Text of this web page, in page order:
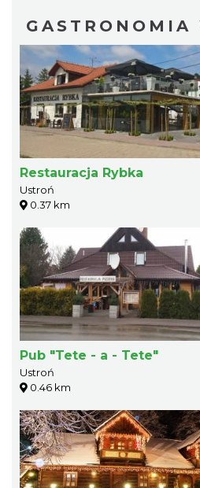
Restauracja Rybka
Ustroń
0.37 km
Pub "Tete - a - Tete"
Ustroń
0.46 km